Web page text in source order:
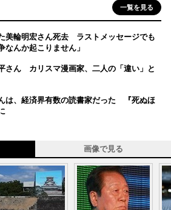
一覧を見る
美輪明宏さん死去 ラストメッセージでも
んか起こりません」
さん カリスマ漫画家、二人の「違い」と
は、経済界有数の読書家だった 『死ぬほ
画像で見る